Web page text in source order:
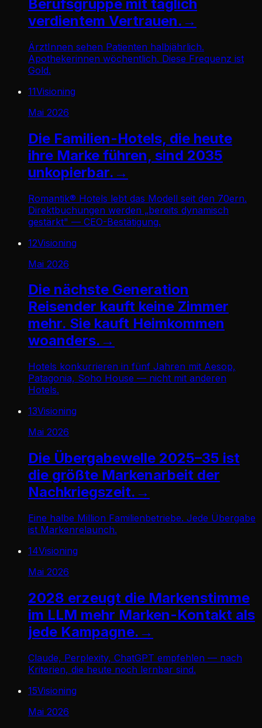
Berufsgruppe mit täglich
verdientem Vertrauen. →
ÄrztInnen sehen Patienten halbjährlich.
Apothekerinnen wöchentlich. Diese Frequenz ist
Gold.
11Visioning
Mai 2026
Die Familien-Hotels, die heute
ihre Marke führen, sind 2035
unkopierbar. →
Romantik® Hotels lebt das Modell seit den 70ern.
Direktbuchungen werden „bereits dynamisch
gestärkt" — CEO-Bestätigung.
12Visioning
Mai 2026
Die nächste Generation
Reisender kauft keine Zimmer
mehr. Sie kauft Heimkommen
woanders. →
Hotels konkurrieren in fünf Jahren mit Aesop,
Patagonia, Soho House — nicht mit anderen
Hotels.
13Visioning
Mai 2026
Die Übergabewelle 2025–35 ist
die größte Markenarbeit der
Nachkriegszeit. →
Eine halbe Million Familienbetriebe. Jede Übergabe
ist Markenrelaunch.
14Visioning
Mai 2026
2028 erzeugt die Markenstimme
im LLM mehr Marken-Kontakt als
jede Kampagne. →
Claude, Perplexity, ChatGPT empfehlen — nach
Kriterien, die heute noch lernbar sind.
15Visioning
Mai 2026